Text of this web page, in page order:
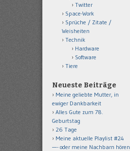
Twitter
Space-Work
Sprüche / Zitate /
Weisheiten
Technik
Hardware
Software
Tiere
Neueste Beiträge
Meine geliebte Mutter, in
ewiger Dankbarkeit
Alles Gute zum 78.
Geburtstag
26 Tage
Meine aktuelle Playlist #24
—- oder meine Nachbarn hören